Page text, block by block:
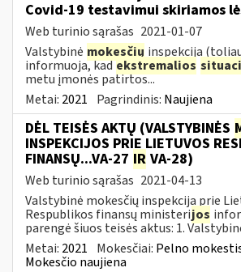
Covid-19 testavimui skiriamos
Web turinio sąrašas 2021-01-07
Valstybinė mokesčių inspekcija
informuoja, kadekstremalios
metu įmonės patirtos...
Metai: 2021 Pagrindinis: Naujiena
DĖL TEISĖS AKTŲ (VALSTYBINĖS
INSPEKCIJOS PRIE LIETUVOS
FINANSŲ...VA-27 IR VA-28)
Web turinio sąrašas 2021-04-13
Valstybinė mokesčių inspekcija prie
Respublikos finansų ministerijos
parengė šiuos teisės aktus: 1.
Metai: 2021 Mokesčiai: Pelno
Mokesčio naujiena